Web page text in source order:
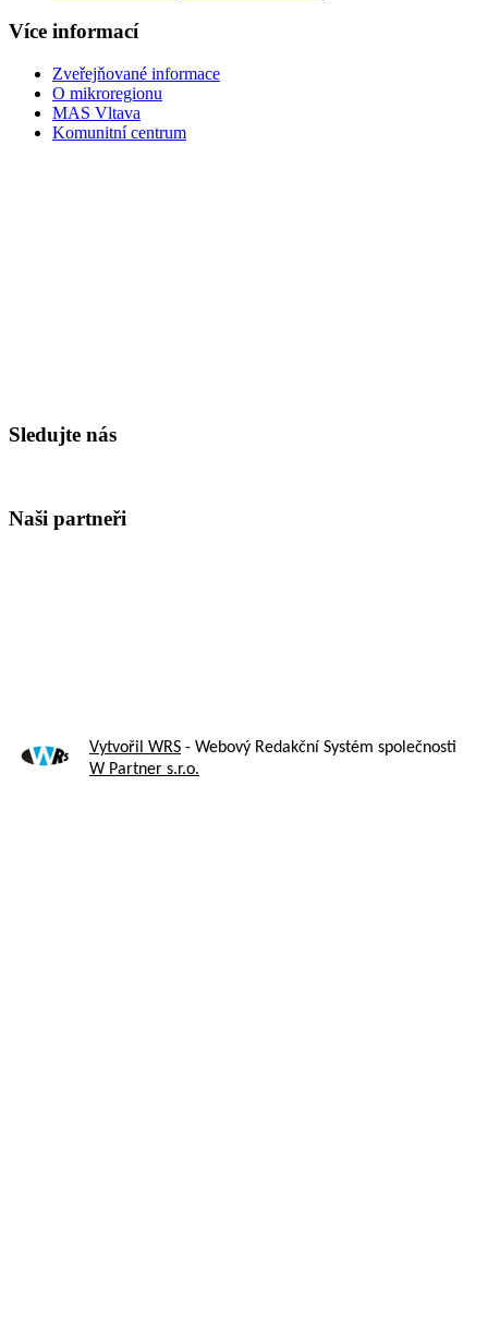
Více informací
Zveřejňované informace
O mikroregionu
MAS Vltava
Komunitní centrum
Sledujte nás
Naši partneři
Vytvořil WRS - Webový Redakční Systém společnosti
W Partner s.r.o.